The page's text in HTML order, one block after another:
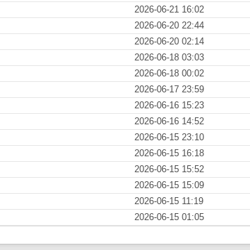
2026-06-21 16:02
2026-06-20 22:44
2026-06-20 02:14
2026-06-18 03:03
2026-06-18 00:02
2026-06-17 23:59
2026-06-16 15:23
2026-06-16 14:52
2026-06-15 23:10
2026-06-15 16:18
2026-06-15 15:52
2026-06-15 15:09
2026-06-15 11:19
2026-06-15 01:05